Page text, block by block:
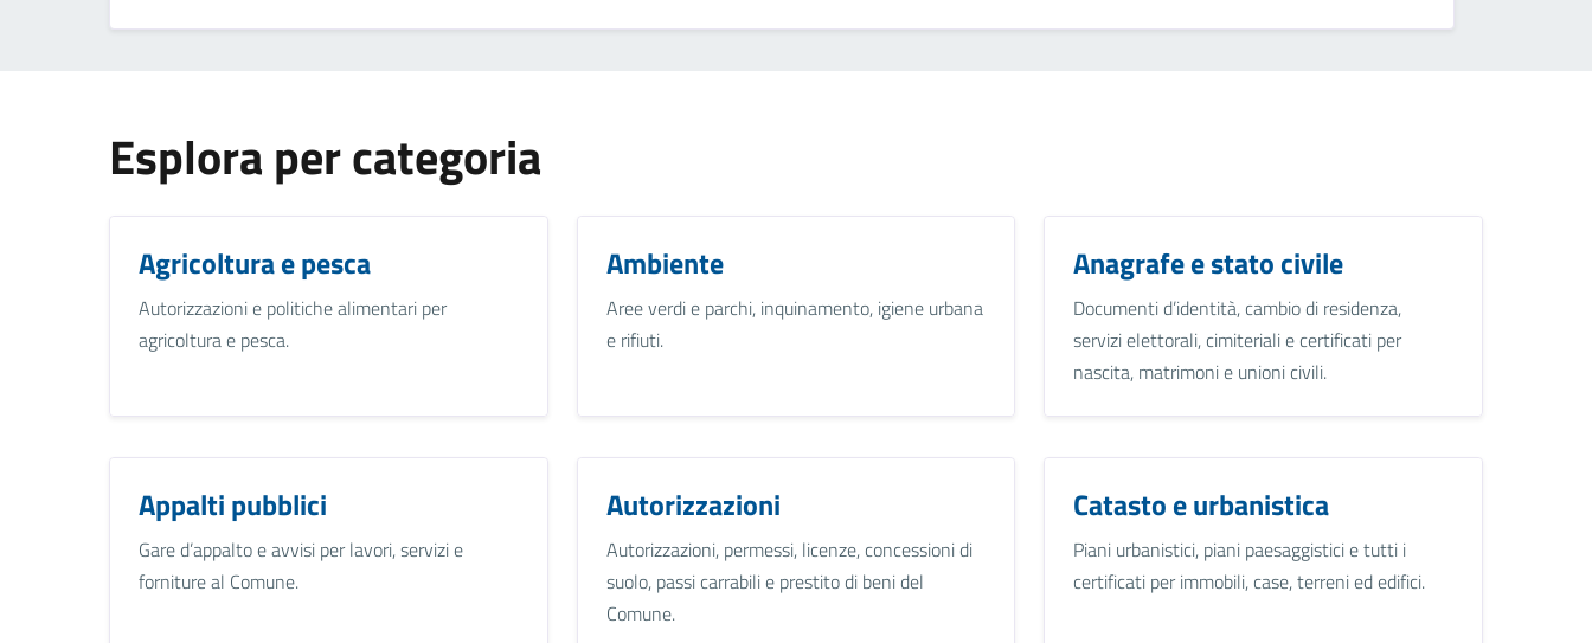
Esplora per categoria
Agricoltura e pesca
Autorizzazioni e politiche alimentari per
agricoltura e pesca.
Ambiente
Aree verdi e parchi, inquinamento, igiene urbana
e rifiuti.
Anagrafe e stato civile
Documenti d’identità, cambio di residenza,
servizi elettorali, cimiteriali e certificati per
nascita, matrimoni e unioni civili.
Appalti pubblici
Gare d’appalto e avvisi per lavori, servizi e
forniture al Comune.
Autorizzazioni
Autorizzazioni, permessi, licenze, concessioni di
suolo, passi carrabili e prestito di beni del
Comune.
Catasto e urbanistica
Piani urbanistici, piani paesaggistici e tutti i
certificati per immobili, case, terreni ed edifici.